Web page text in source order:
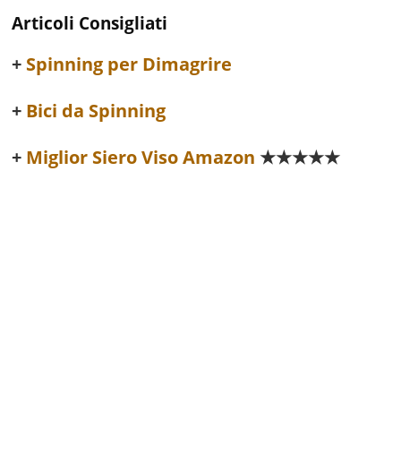
Articoli Consigliati
Spinning per Dimagrire
Bici da Spinning
Miglior Siero Viso Amazon ★★★★★